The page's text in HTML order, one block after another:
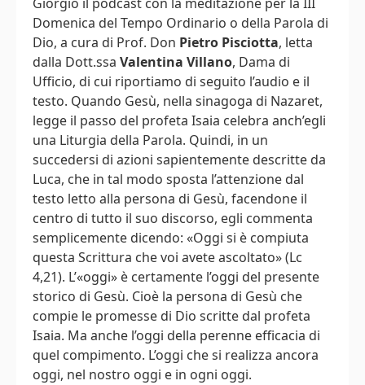
Domenica del Tempo Ordinario o della Parola di
Dio, a cura di Prof. Don Pietro Pisciotta, letta
dalla Dott.ssa Valentina Villano, Dama di
Ufficio, di cui riportiamo di seguito l’audio e il
testo. Quando Gesù, nella sinagoga di Nazaret,
legge il passo del profeta Isaia celebra anch’egli
una Liturgia della Parola. Quindi, in un
succedersi di azioni sapientemente descritte da
Luca, che in tal modo sposta l’attenzione dal
testo letto alla persona di Gesù, facendone il
centro di tutto il suo discorso, egli commenta
semplicemente dicendo: «Oggi si è compiuta
questa Scrittura che voi avete ascoltato» (Lc
4,21). L’«oggi» è certamente l’oggi del presente
storico di Gesù. Cioè la persona di Gesù che
compie le promesse di Dio scritte dal profeta
Isaia. Ma anche l’oggi della perenne efficacia di
quel compimento. L’oggi che si realizza ancora
oggi, nel nostro oggi e in ogni oggi.